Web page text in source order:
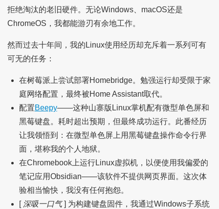
拒绝淘汰的老旧硬件。无论Windows、macOS还是
ChromeOS，我都能游刃有余地工作。
然而过去十年间，我的Linux使用经历却充斥着一系列可有
可无的任务：
在树莓派上尝试部署Homebridge。勉强运行却受限于家
庭网络配置，最终被Home Assistant取代。
配置Beepy——这种山寨版Linux掌机配有微型单色屏和
黑莓键盘。耗时超出预期，但最终成功运行。此番经历
让我领悟到：在微型单色屏上用黑莓键盘操作命令行界
面，堪称我的个人地狱。
在Chromebook上运行Linux虚拟机，以便使用我偏爱的
笔记应用Obsidian——该软件不提供网页界面。这次体
验相当愉快，我没有任何抱怨。
[ 深吸一口气] 为构建键盘固件，我通过Windows子系统